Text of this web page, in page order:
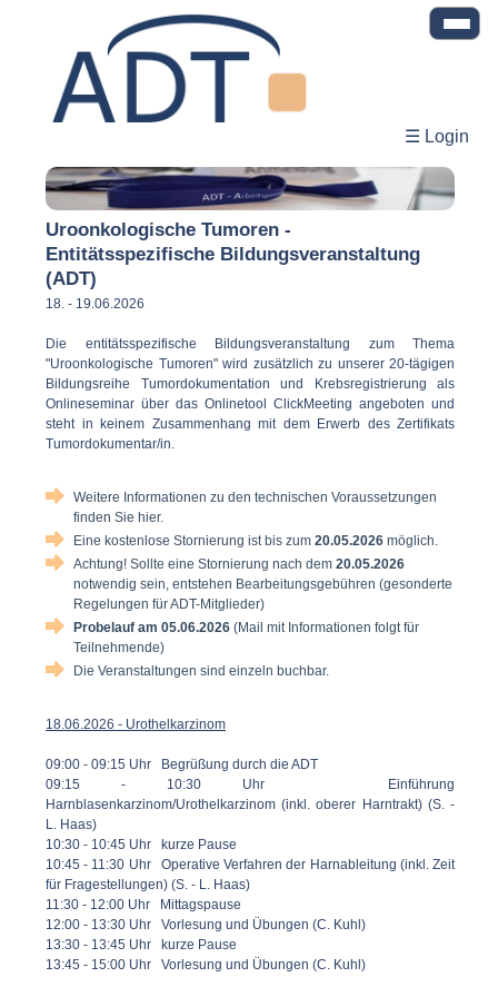
☰ Login
Uroonkologische Tumoren -
Entitätsspezifische Bildungsveranstaltung
(ADT)
18. - 19.06.2026
Die entitätsspezifische Bildungsveranstaltung zum Thema
"Uroonkologische Tumoren" wird zusätzlich zu unserer 20-tägigen
Bildungsreihe Tumordokumentation und Krebsregistrierung als
Onlineseminar über das Onlinetool ClickMeeting angeboten und
steht in keinem Zusammenhang mit dem Erwerb des Zertifikats
Tumordokumentar/in.
Weitere Informationen zu den technischen Voraussetzungen
finden Sie hier.
Eine kostenlose Stornierung ist bis zum 20.05.2026 möglich.
Achtung! Sollte eine Stornierung nach dem 20.05.2026
notwendig sein, entstehen Bearbeitungsgebühren (gesonderte
Regelungen für ADT-Mitglieder)
Probelauf am 05.06.2026 (Mail mit Informationen folgt für
Teilnehmende)
Die Veranstaltungen sind einzeln buchbar.
18.06.2026 - Urothelkarzinom
09:00 - 09:15 Uhr Begrüßung durch die ADT
09:15 - 10:30 Uhr Einführung
Harnblasenkarzinom/Urothelkarzinom (inkl. oberer Harntrakt) (S. -
L. Haas)
10:30 - 10:45 Uhr kurze Pause
10:45 - 11:30 Uhr Operative Verfahren der Harnableitung (inkl. Zeit
für Fragestellungen) (S. - L. Haas)
11:30 - 12:00 Uhr Mittagspause
12:00 - 13:30 Uhr Vorlesung und Übungen (C. Kuhl)
13:30 - 13:45 Uhr kurze Pause
13:45 - 15:00 Uhr Vorlesung und Übungen (C. Kuhl)